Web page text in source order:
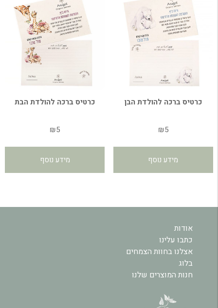
כרטיס ברכה להולדת הבן
₪5
מידע נוסף
כרטיס ברכה להולדת הבת
₪5
מידע נוסף
אודות
כתבו עלינו
אצלנו בחוות הצמחים
בלוג
חנות המוצרים שלנו